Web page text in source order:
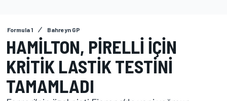
Formula 1 Bahreyn GP
HAMILTON, PIRELLI IÇIN
KRITIK LASTIK TESTINI
TAMAMLADI